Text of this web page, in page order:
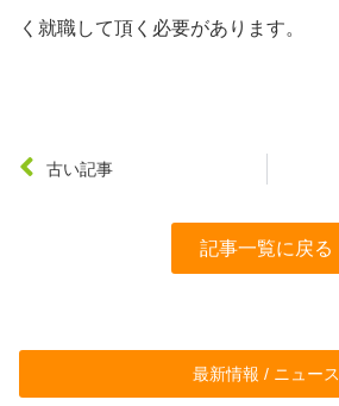
く就職して頂く必要があります。
古い記事
記事一覧に戻る
最新情報 / ニュース